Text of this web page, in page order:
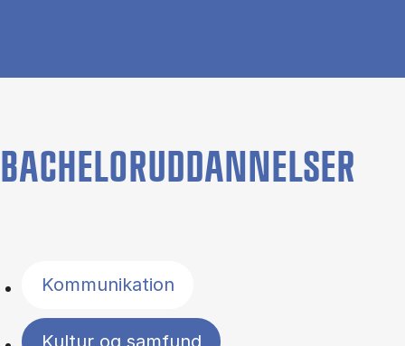
BACHELORUDDANNELSER
Kommunikation